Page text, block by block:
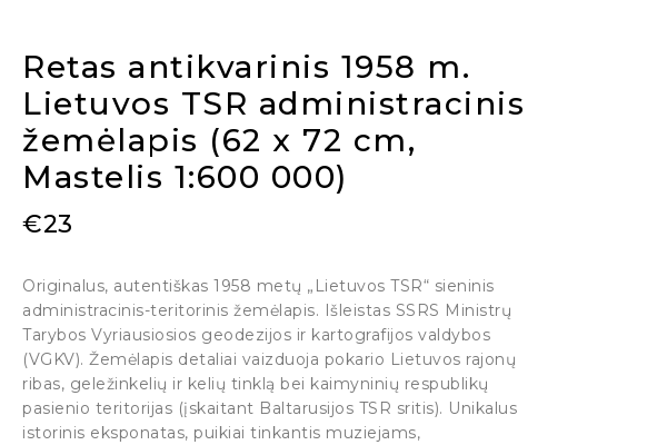
Retas antikvarinis 1958 m.
Lietuvos TSR administracinis
žemėlapis (62 x 72 cm,
Mastelis 1:600 000)
€23
Originalus, autentiškas 1958 metų „Lietuvos TSR“ sieninis
administracinis-teritorinis žemėlapis. Išleistas SSRS Ministrų
Tarybos Vyriausiosios geodezijos ir kartografijos valdybos
(VGKV). Žemėlapis detaliai vaizduoja pokario Lietuvos rajonų
ribas, geležinkelių ir kelių tinklą bei kaimyninių respublikų
pasienio teritorijas (įskaitant Baltarusijos TSR sritis). Unikalus
istorinis eksponatas, puikiai tinkantis muziejams,